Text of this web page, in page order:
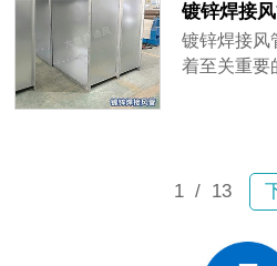
镀锌焊接
实例有哪
镀锌焊接风
着至关重要
得到广泛应
1 / 13